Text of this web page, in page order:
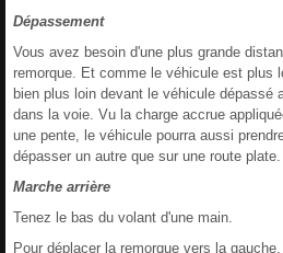
Dépassement
Vous avez besoin d'une plus grande
remorque. Et comme le véhicule est plus
bien plus loin devant le véhicule dépassé
dans la voie. Vu la charge accrue
une pente, le véhicule pourra aussi
dépasser un autre que sur une route plate.
Marche arrière
Tenez le bas du volant d'une main.
Pour déplacer la remorque vers la